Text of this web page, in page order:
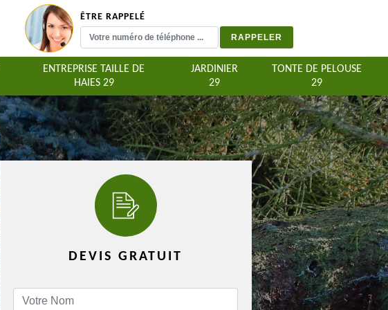
ÊTRE RAPPELÉ
ENTREPRISE TAILLE DE
HAIES 29
JARDINIER
29
TONTE DE PELOUSE
29
DEVIS GRATUIT